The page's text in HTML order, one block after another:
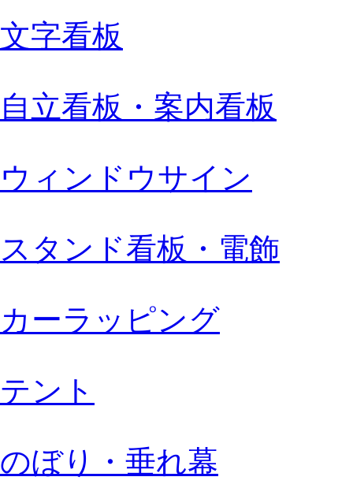
文字看板
自立看板・案内看板
ウィンドウサイン
スタンド看板・電飾
カーラッピング
テント
のぼり・垂れ幕